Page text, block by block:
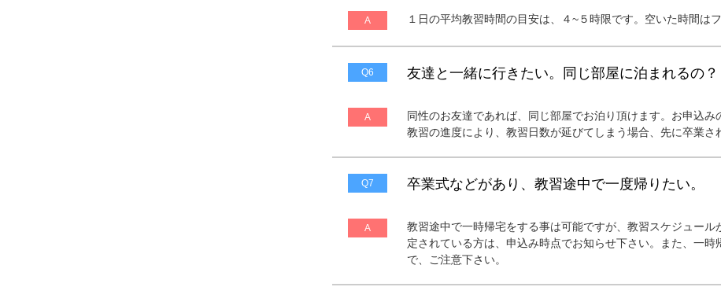
A １日の平均教習時間の目安は、４~５時限です。空いた時間は
Q6 友達と一緒に行きたい。同じ部屋に泊まれるの？
A
同性のお友達であれば、同じ部屋でお泊り頂けます。お申込み
教習の進度により、教習日数が延びてしまう場合、先に卒業さ
Q7 卒業式などがあり、教習途中で一度帰りたい。
A
教習途中で一時帰宅をする事は可能ですが、教習スケジュー
定されている方は、申込み時点でお知らせ下さい。また、一
で、ご注意下さい。